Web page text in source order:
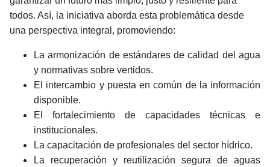
todos. Así, la iniciativa aborda esta problemática desde
una perspectiva integral, promoviendo:
La armonización de estándares de calidad del agua
y normativas sobre vertidos.
El intercambio y puesta en común de la información
disponible.
El fortalecimiento de capacidades técnicas e
institucionales.
La capacitación de profesionales del sector hídrico.
La recuperación y reutilización segura de aguas